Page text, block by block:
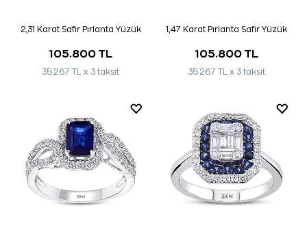
2,31 Karat Safir Pırlanta Yüzük
105.800 TL
35.267 TL x 3 taksit
1,47 Karat Pırlanta Safir Yüzük
105.800 TL
35.267 TL x 3 taksit